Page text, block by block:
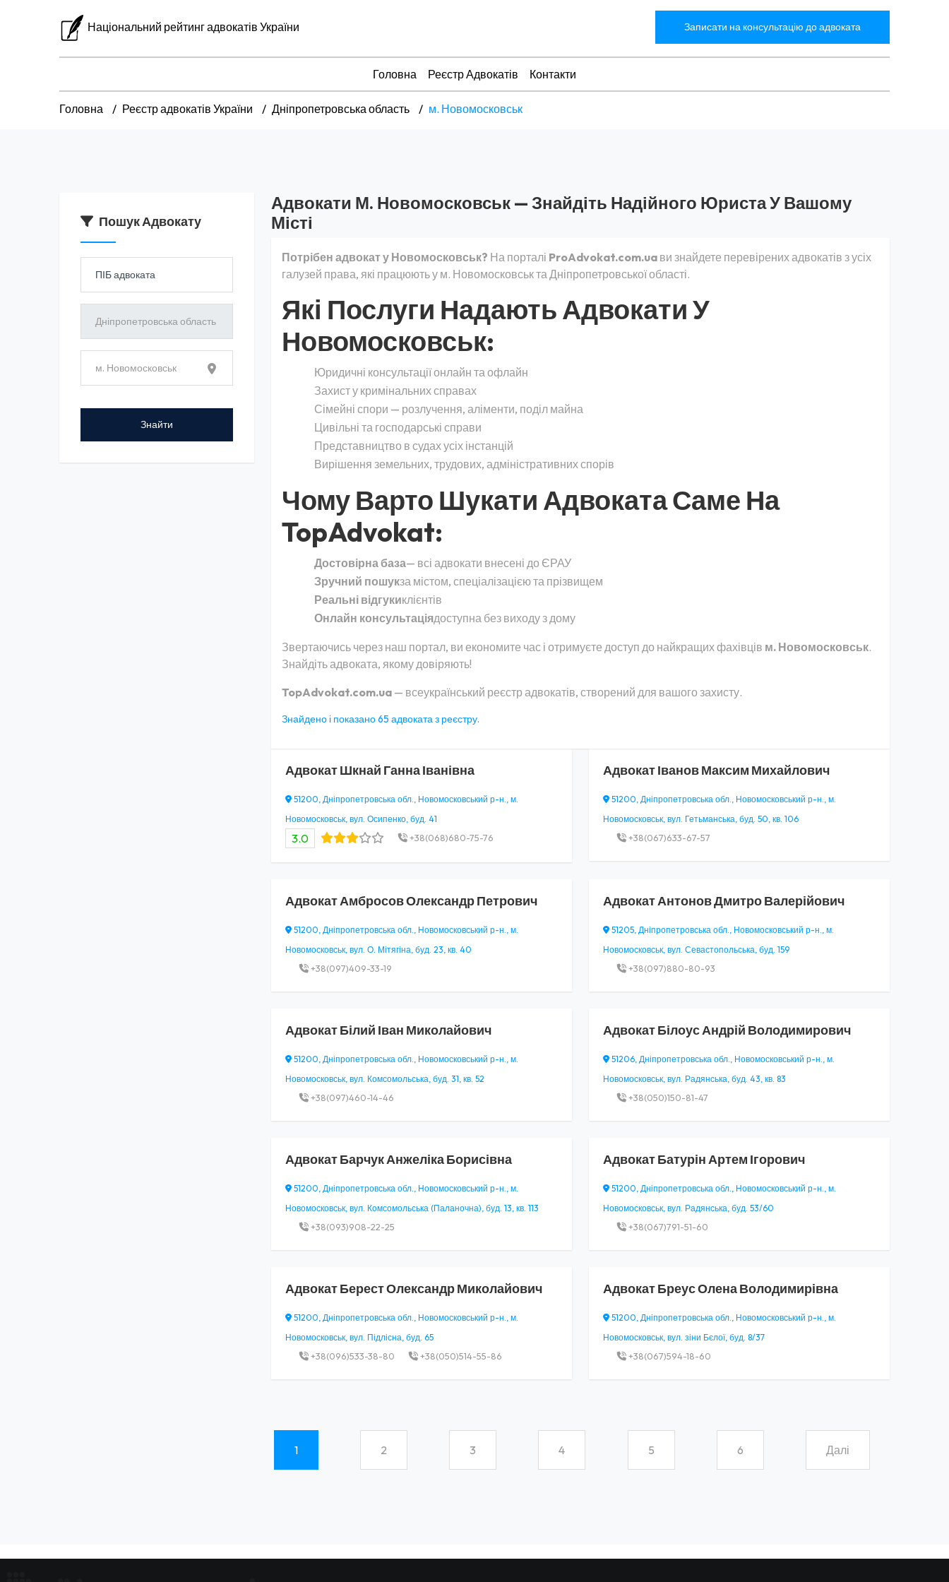
Національний рейтинг адвокатів України Записати на консультацію до адвоката
Головна Реєстр Адвокатів Контакти
Головна Реєстр адвокатів України Дніпропетровська область м. Новомосковськ
Пошук Адвокату
Адвокати М. Новомосковськ — Знайдіть Надійного Юриста У Вашому
Місті
Потрібен адвокат у Новомосковськ? На порталі ProAdvokat.com.ua ви знайдете перевірених адвокатів з усіх
галузей права, які працюють у м. Новомосковськ та Дніпропетровської області.
Які Послуги Надають Адвокати У
Новомосковськ:
Юридичні консультації онлайн та офлайн
Захист у кримінальних справах
Сімейні спори — розлучення, аліменти, поділ майна
Цивільні та господарські справи
Представництво в судах усіх інстанцій
Вирішення земельних, трудових, адміністративних спорів
Чому Варто Шукати Адвоката Саме На
TopAdvokat:
Достовірна база— всі адвокати внесені до ЄРАУ
Зручний пошукза містом, спеціалізацією та прізвищем
Реальні відгукиклієнтів
Онлайн консультаціядоступна без виходу з дому
Звертаючись через наш портал, ви економите час і отримуєте доступ до найкращих фахівців м. Новомосковськ.
Знайдіть адвоката, якому довіряють!
TopAdvokat.com.ua — всеукраїнський реєстр адвокатів, створений для вашого захисту.
Знайдено і показано 65 адвоката з реєстру.
АдвокатШкнай Ганна Іванівна
51200, Дніпропетровська обл., Новомосковський р-н., м.
Новомосковськ, вул. Осипенко, буд. 41
3.0 +38(068)680-75-76
АдвокатІванов Максим Михайлович
51200, Дніпропетровська обл., Новомосковський р-н., м.
Новомосковськ, вул. Гетьманська, буд. 50, кв. 106
+38(067)633-67-57
АдвокатАмбросов Олександр Петрович
51200, Дніпропетровська обл., Новомосковський р-н., м.
Новомосковськ, вул. О. Мітягіна, буд. 23, кв. 40
+38(097)409-33-19
АдвокатАнтонов Дмитро Валерійович
51205, Дніпропетровська обл., Новомосковський р-н., м.
Новомосковськ, вул. Севастопольська, буд. 159
+38(097)880-80-93
АдвокатБілий Іван Миколайович
51200, Дніпропетровська обл., Новомосковський р-н., м.
Новомосковськ, вул. Комсомольська, буд. 31, кв. 52
+38(097)460-14-46
АдвокатБілоус Андрій Володимирович
51206, Дніпропетровська обл., Новомосковський р-н., м.
Новомосковськ, вул. Радянська, буд. 43, кв. 83
+38(050)150-81-47
АдвокатБарчук Анжеліка Борисівна
51200, Дніпропетровська обл., Новомосковський р-н., м.
Новомосковськ, вул. Комсомольська (Паланочна), буд. 13, кв. 113
+38(093)908-22-25
АдвокатБатурін Артем Ігорович
51200, Дніпропетровська обл., Новомосковський р-н., м.
Новомосковськ, вул. Радянська, буд. 53/60
+38(067)791-51-60
АдвокатБерест Олександр Миколайович
51200, Дніпропетровська обл., Новомосковський р-н., м.
Новомосковськ, вул. Підлісна, буд. 65
+38(096)533-38-80 +38(050)514-55-86
АдвокатБреус Олена Володимирівна
51200, Дніпропетровська обл., Новомосковський р-н., м.
Новомосковськ, вул. зіни Бєлої, буд. 8/37
+38(067)594-18-60
1
2 3 4 5 6 Далі